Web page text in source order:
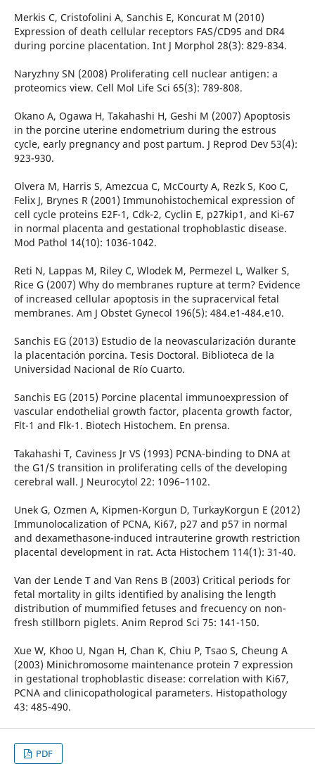
Merkis C, Cristofolini A, Sanchis E, Koncurat M (2010)
Expression of death cellular receptors FAS/CD95 and DR4
during porcine placentation. Int J Morphol 28(3): 829-834.
Naryzhny SN (2008) Proliferating cell nuclear antigen: a
proteomics view. Cell Mol Life Sci 65(3): 789-808.
Okano A, Ogawa H, Takahashi H, Geshi M (2007) Apoptosis
in the porcine uterine endometrium during the estrous
cycle, early pregnancy and post partum. J Reprod Dev 53(4):
923-930.
Olvera M, Harris S, Amezcua C, McCourty A, Rezk S, Koo C,
Felix J, Brynes R (2001) Immunohistochemical expression of
cell cycle proteins E2F-1, Cdk-2, Cyclin E, p27kip1, and Ki-67
in normal placenta and gestational trophoblastic disease.
Mod Pathol 14(10): 1036-1042.
Reti N, Lappas M, Riley C, Wlodek M, Permezel L, Walker S,
Rice G (2007) Why do membranes rupture at term? Evidence
of increased cellular apoptosis in the supracervical fetal
membranes. Am J Obstet Gynecol 196(5): 484.e1-484.e10.
Sanchis EG (2013) Estudio de la neovascularización durante
la placentación porcina. Tesis Doctoral. Biblioteca de la
Universidad Nacional de Río Cuarto.
Sanchis EG (2015) Porcine placental immunoexpression of
vascular endothelial growth factor, placenta growth factor,
Flt-1 and Flk-1. Biotech Histochem. En prensa.
Takahashi T, Caviness Jr VS (1993) PCNA-binding to DNA at
the G1/S transition in proliferating cells of the developing
cerebral wall. J Neurocytol 22: 1096–1102.
Unek G, Ozmen A, Kipmen-Korgun D, TurkayKorgun E (2012)
Immunolocalization of PCNA, Ki67, p27 and p57 in normal
and dexamethasone-induced intrauterine growth restriction
placental development in rat. Acta Histochem 114(1): 31-40.
Van der Lende T and Van Rens B (2003) Critical periods for
fetal mortality in gilts identified by analising the length
distribution of mummified fetuses and frecuency on non-
fresh stillborn piglets. Anim Reprod Sci 75: 141-150.
Xue W, Khoo U, Ngan H, Chan K, Chiu P, Tsao S, Cheung A
(2003) Minichromosome maintenance protein 7 expression
in gestational trophoblastic disease: correlation with Ki67,
PCNA and clinicopathological parameters. Histopathology
43: 485-490.
PDF